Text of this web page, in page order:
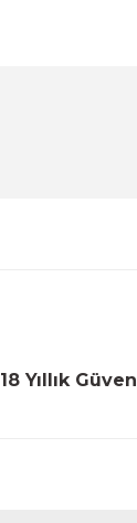
18 Yıllık Güven